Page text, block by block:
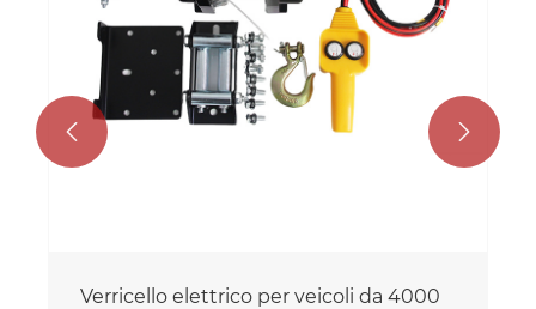
Verricello elettrico per veicoli da 4000
 